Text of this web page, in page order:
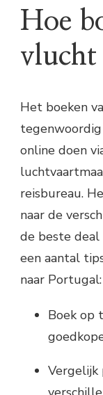
Hoe
vlucht
Het boeken
online doen
reisbureau.
naar de
de beste deal
een aantal
naar Portugal:
Boek op
Vergelijk